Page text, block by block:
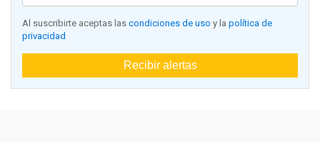
Al suscribirte aceptas las condiciones de uso y la política de
privacidad
Recibir alertas